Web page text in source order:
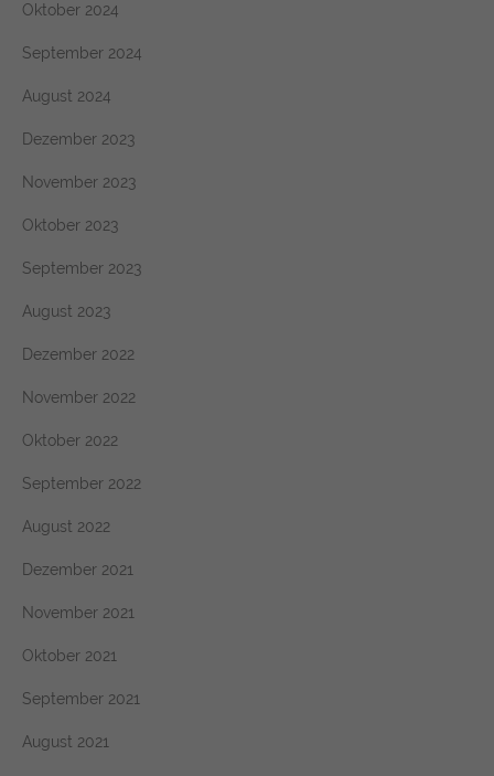
Oktober 2024
September 2024
August 2024
Dezember 2023
November 2023
Oktober 2023
September 2023
August 2023
Dezember 2022
November 2022
Oktober 2022
September 2022
August 2022
Dezember 2021
November 2021
Oktober 2021
September 2021
August 2021